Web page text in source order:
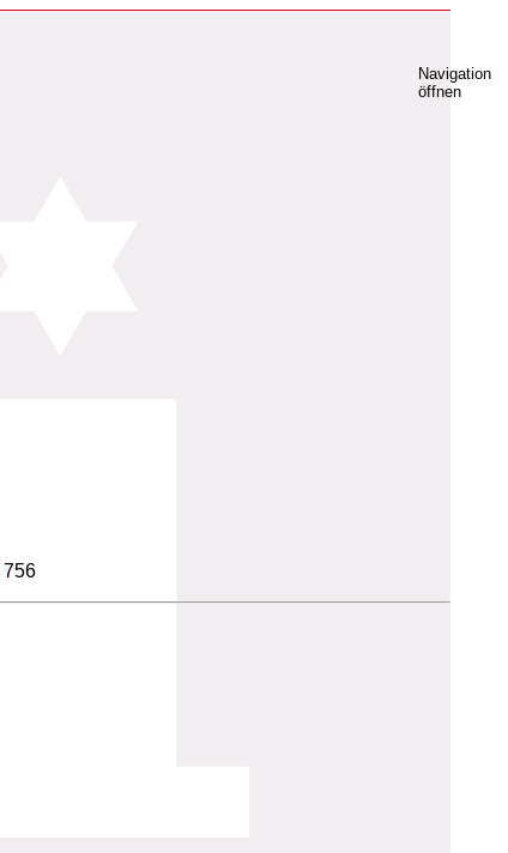
Navigation
öffnen
756